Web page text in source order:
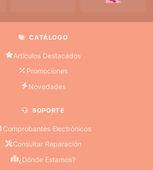
CATÁLOGO
Artículos Destacados
Promociones
Novedades
SOPORTE
Comprobantes Electrónicos
Consultar Reparación
¿Dónde Estamos?